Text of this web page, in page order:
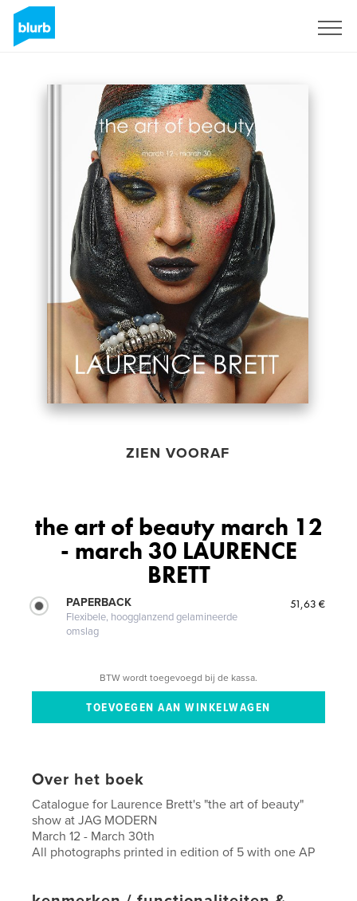
ZIEN VOORAF
the art of beauty march 12
- march 30 LAURENCE
BRETT
PAPERBACK
Flexibele, hoogglanzend gelamineerde
omslag
51,63 €
BTW wordt toegevoegd bij de kassa.
Over het boek
Catalogue for Laurence Brett's "the art of beauty"
show at JAG MODERN
March 12 - March 30th
All photographs printed in edition of 5 with one AP